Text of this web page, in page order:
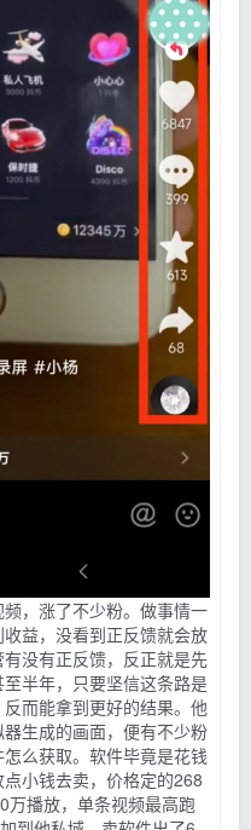
，涨了不少粉。做事情一
益，没看到正反馈就会放
没有正反馈，反正就是先
半年，只要坚信这条路是
而能拿到更好的结果。他
生成的画面，便有不少粉
么获取。软件毕竟是花钱
小钱去卖，价格定的268
万播放，单条视频最高跑